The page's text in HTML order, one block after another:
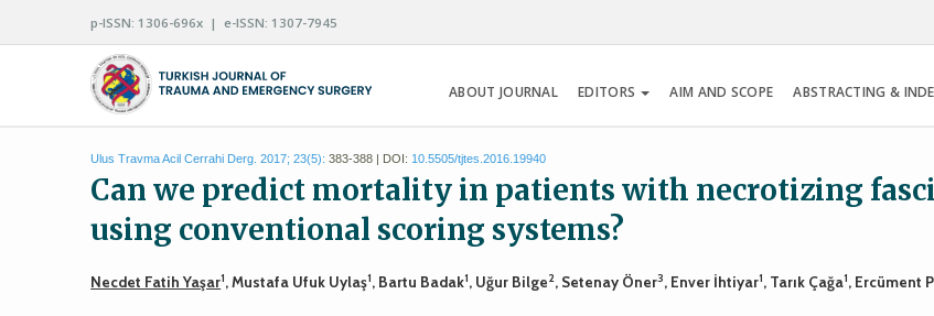
p-ISSN: 1306-696x | e-ISSN: 1307-7945
ABOUT JOURNAL EDITORS AIM AND SCOPE ABSTRACTING &
Ulus Travma Acil Cerrahi Derg. 2017; 23(5): 383-388 | DOI: 10.5505/tjtes.2016.19940
Can we predict mortality in patients with necrotizing
using conventional scoring systems?
Necdet Fatih Yaşar1, Mustafa Ufuk Uylaş1, Bartu Badak1, Uğur Bilge2, Setenay Öner3, Enver İhtiyar1, Tarık Çağa1, Ercüment